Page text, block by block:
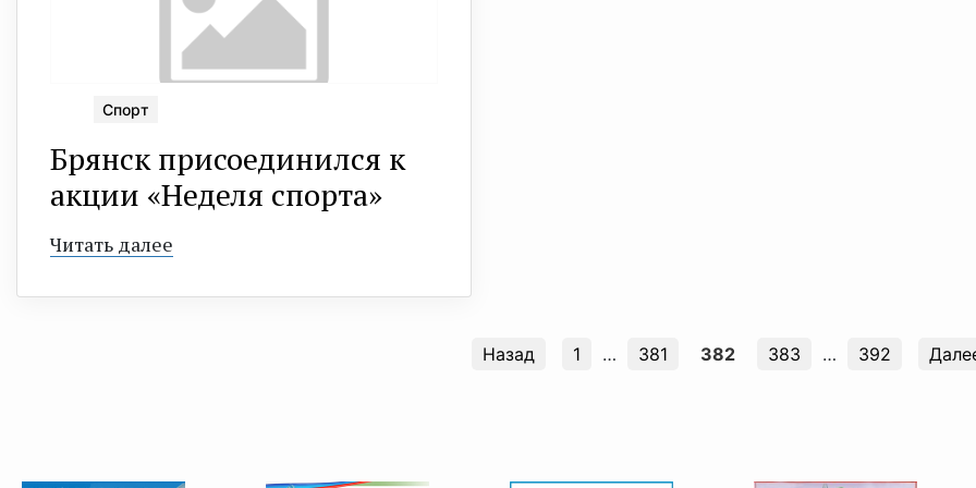
Спорт
Брянск присоединился к
акции «Неделя спорта»
Читать далее
Назад 1 … 381 382 383 … 392